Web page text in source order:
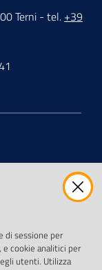
Terni - tel. +39
di sessione per
cookie analitici per
utenti. Utilizza